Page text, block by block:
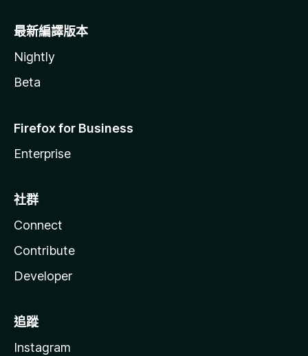
最新編譯版本
Nightly
Beta
Firefox for Business
Enterprise
社群
Connect
Contribute
Developer
追蹤
Instagram